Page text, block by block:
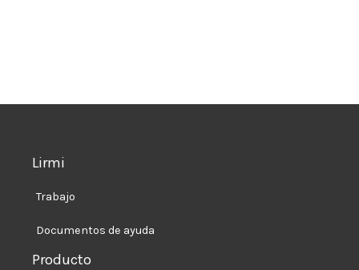
Lirmi
Trabajo
Documentos de ayuda
Producto